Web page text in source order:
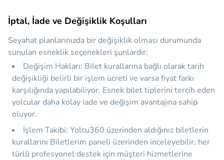
İptal, İade ve Değişiklik Koşulları
Seyahat planlarınızda bir değişiklik olması durumunda
sunulan esneklik seçenekleri şunlardır:
Değişim Hakları: Bilet kurallarına bağlı olarak tarih
değişikliği belirli bir işlem ücreti ve varsa fiyat farkı
karşılığında yapılabiliyor. Esnek bilet tiplerini tercih eden
yolcular daha kolay iade ve değişim avantajına sahip
oluyor.
İşlem Takibi: Yolcu360 üzerinden aldığınız biletlerin
kurallarını Biletlerim paneli üzerinden inceleyebilir, her
türlü profesyonel destek için müşteri hizmetlerine